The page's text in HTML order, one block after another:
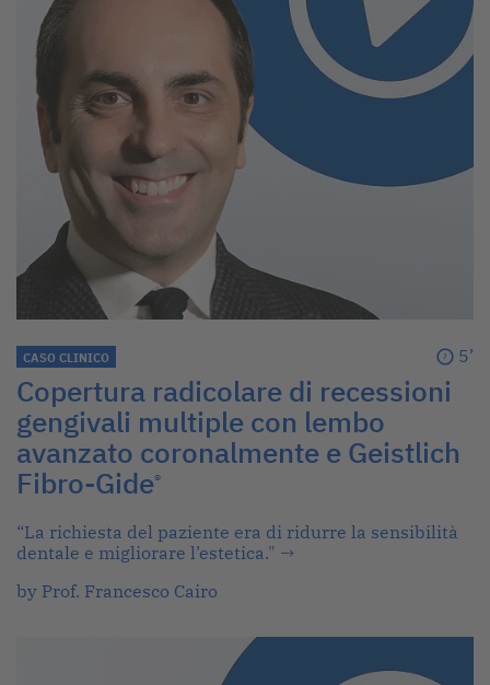
CASO CLINICO 5’
Copertura radicolare di recessioni
gengivali multiple con lembo
avanzato coronalmente e Geistlich
Fibro-Gide®
“La richiesta del paziente era di ridurre la sensibilità
dentale e migliorare l’estetica." →
by Prof. Francesco Cairo